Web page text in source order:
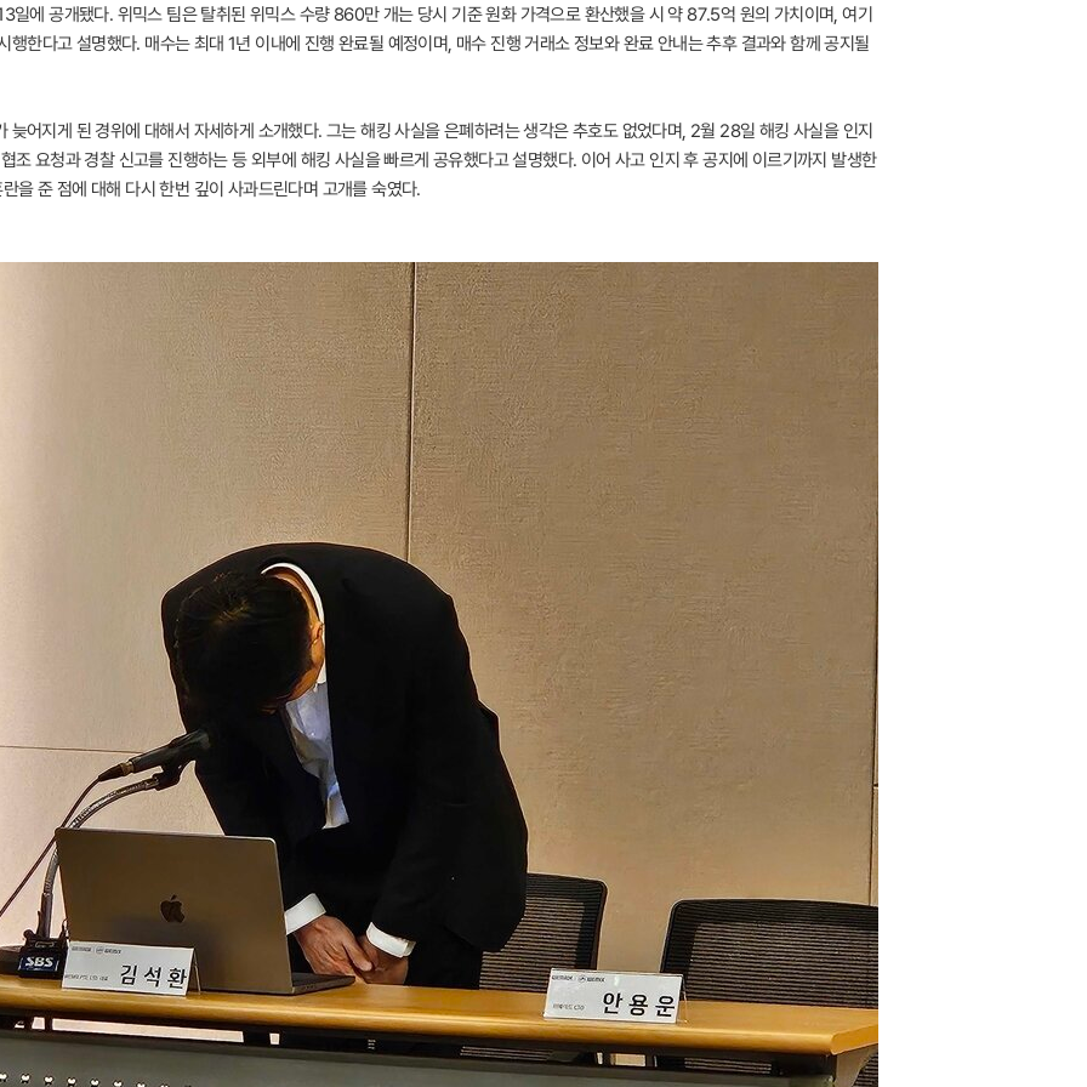
일에 공개됐다. 위믹스 팀은 탈취된 위믹스 수량 860만 개는 당시 기준 원화 가격으로 환산했을 시 약 87.5억 원의 가치이며, 여기
한다고 설명했다. 매수는 최대 1년 이내에 진행 완료될 예정이며, 매수 진행 거래소 정보와 완료 안내는 추후 결과와 함께 공지될
늦어지게 된 경위에 대해서 자세하게 소개했다. 그는 해킹 사실을 은폐하려는 생각은 추호도 없었다며, 2월 28일 해킹 사실을 인지
조 요청과 경찰 신고를 진행하는 등 외부에 해킹 사실을 빠르게 공유했다고 설명했다. 이어 사고 인지 후 공지에 이르기까지 발생한
을 준 점에 대해 다시 한번 깊이 사과드린다며 고개를 숙였다.